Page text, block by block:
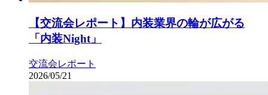
【交流会レポート】内装業界の輪が広がる
「内装Night」
交流会レポート
2026/05/21